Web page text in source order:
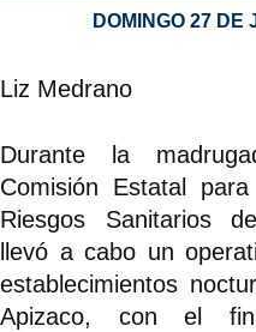
DOMINGO 27 DE
Liz Medrano
Durante la
Comisión Estatal
Riesgos Sanitarios
llevó a cabo un
establecimientos
Apizaco, con el